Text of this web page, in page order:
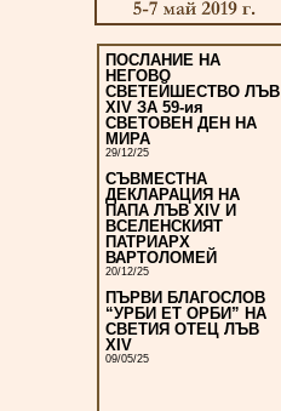
ПОСЛАНИЕ НА
НЕГОВО
СВЕТЕЙШЕСТВО ЛЪВ
XIV ЗА 59-ия
СВЕТОВЕН ДЕН НА
МИРА
29/12/25
СЪВМЕСТНА
ДЕКЛАРАЦИЯ НА
ПАПА ЛЪВ XIV И
ВСЕЛЕНСКИЯТ
ПАТРИАРХ
ВАРТОЛОМЕЙ
20/12/25
ПЪРВИ БЛАГОСЛОВ
“УРБИ ЕТ ОРБИ” НА
СВЕТИЯ ОТЕЦ ЛЪВ
XIV
09/05/25